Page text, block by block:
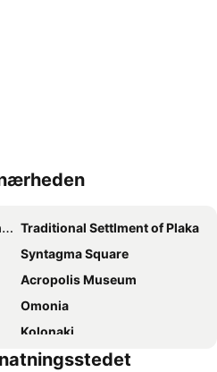
Traditional Settlment of Plaka
Syntagma Square
Acropolis Museum
Omonia
Kolonaki
Psirri